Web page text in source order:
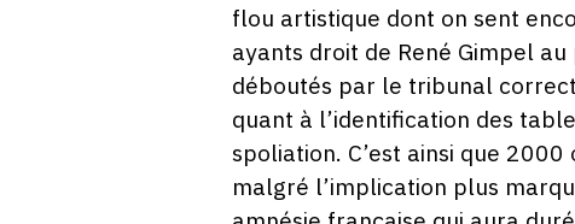
flou artistique dont on sent
ayants droit de René Gimpel
déboutés par le tribunal
quant à l’identification des
spoliation. C’est ainsi que
malgré l’implication plus